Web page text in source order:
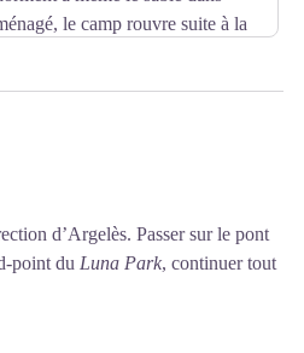
le camp rouvre suite à la
d’Argelès. Ces «
sont particulièrement difficiles
de l’Intérieur transfère la
camps d’Algérie une partie
d’Argelès. Passer sur le pont
point du Luna Park, continuer tout